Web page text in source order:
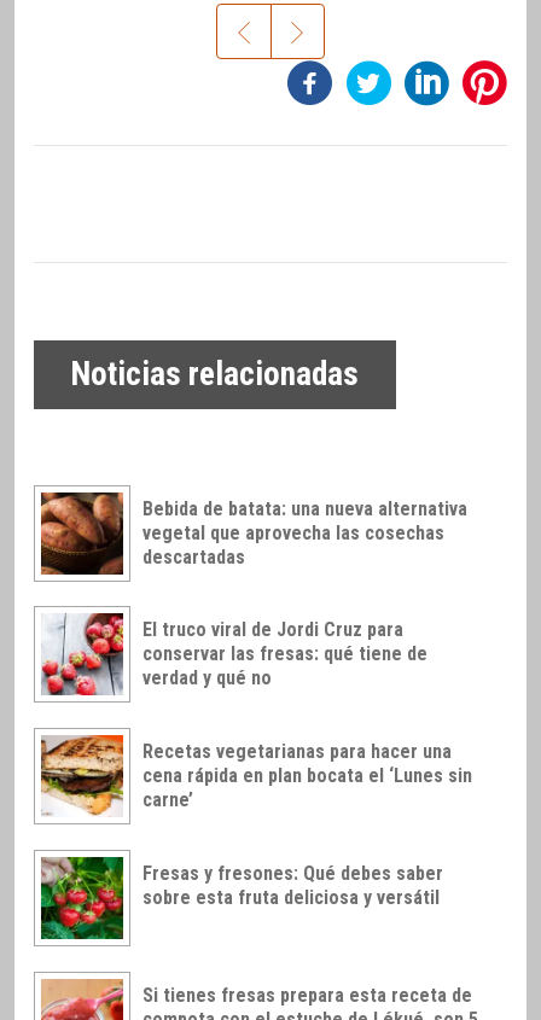
Noticias relacionadas
Bebida de batata: una nueva alternativa
vegetal que aprovecha las cosechas
descartadas
El truco viral de Jordi Cruz para
conservar las fresas: qué tiene de
verdad y qué no
Recetas vegetarianas para hacer una
cena rápida en plan bocata el ‘Lunes sin
carne’
Fresas y fresones: Qué debes saber
sobre esta fruta deliciosa y versátil
Si tienes fresas prepara esta receta de